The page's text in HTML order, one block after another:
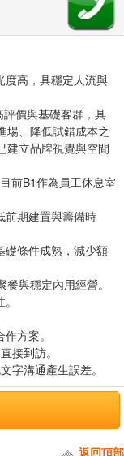
度高，具穩定人流與
價與基礎客群，具
場、降低試錯成本之
建立品牌視覺與空間
前B1作為員工休息室
前期建置與籌備時
礎條件成熟，減少額
與穩定內用經營。
方案。
接到訪。
字溝通產生誤差。
返回頂部